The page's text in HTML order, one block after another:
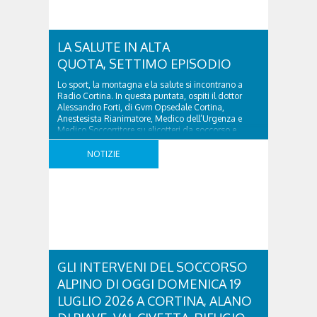
LA SALUTE IN ALTA
QUOTA, SETTIMO EPISODIO
Lo sport, la montagna e la salute si incontrano a
Radio Cortina. In questa puntata, ospiti il dottor
Alessandro Forti, di Gvm Opsedale Cortina,
Anestesista Rianimatore, Medico dell’Urgenza e
Medico Soccorritore su elicotteri da soccorso e
l’ingegner Michele Titton, delegato della sezione
bellunese del Soccorso alpino e speleologico veneto.
NOTIZIE
GLI INTERVENI DEL SOCCORSO
ALPINO DI OGGI DOMENICA 19
LUGLIO 2026 A CORTINA, ALANO